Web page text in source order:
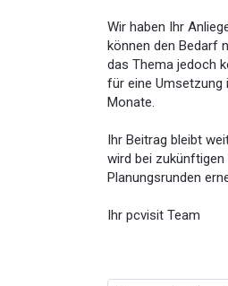
Wir haben Ihr
können den Bedarf
das Thema jedoch
für eine Umsetzung
Monate.
Ihr Beitrag bleibt
wird bei
Planungsrunden
Ihr pcvisit Team